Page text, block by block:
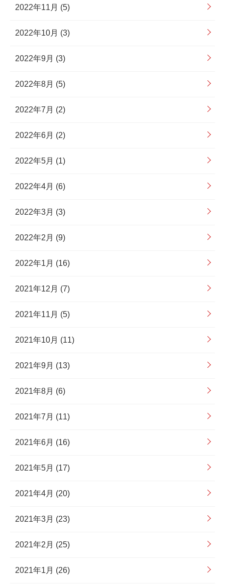
2022年11月 (5)
2022年10月 (3)
2022年9月 (3)
2022年8月 (5)
2022年7月 (2)
2022年6月 (2)
2022年5月 (1)
2022年4月 (6)
2022年3月 (3)
2022年2月 (9)
2022年1月 (16)
2021年12月 (7)
2021年11月 (5)
2021年10月 (11)
2021年9月 (13)
2021年8月 (6)
2021年7月 (11)
2021年6月 (16)
2021年5月 (17)
2021年4月 (20)
2021年3月 (23)
2021年2月 (25)
2021年1月 (26)